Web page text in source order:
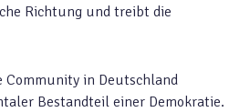
Richtung und treibt die
in Deutschland
Bestandteil einer Demokratie.